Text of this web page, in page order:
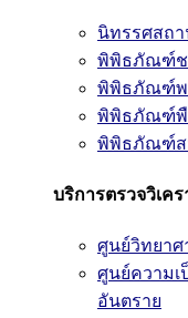
นิทรรศสถ
พิพิธภัณฑ์ช
พิพิธภัณฑ์พ
พิพิธภัณฑ์พื
พิพิธภัณฑ์ส
บริการตรวจวิเค
ศูนย์วิทยาศ
ศูนย์ความเ
อันตราย